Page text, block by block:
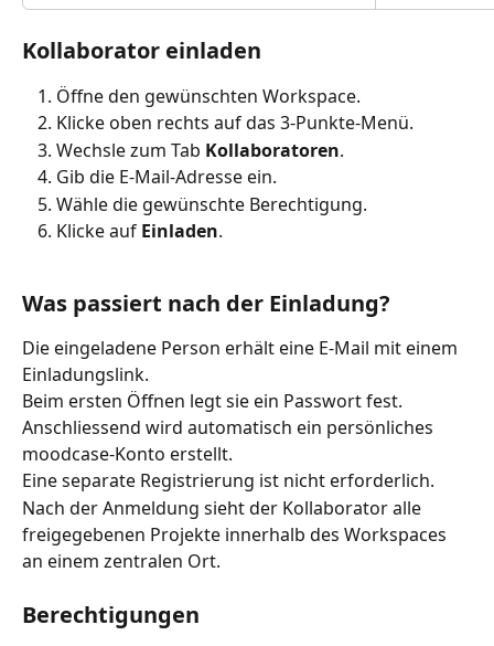
Kollaborator einladen
Öffne den gewünschten Workspace.
Klicke oben rechts auf das 3-Punkte-Menü.
Wechsle zum Tab Kollaboratoren.
Gib die E-Mail-Adresse ein.
Wähle die gewünschte Berechtigung.
Klicke auf Einladen.
Was passiert nach der Einladung?
Die eingeladene Person erhält eine E-Mail mit einem
Einladungslink.
Beim ersten Öffnen legt sie ein Passwort fest.
Anschliessend wird automatisch ein persönliches
moodcase-Konto erstellt.
Eine separate Registrierung ist nicht erforderlich.
Nach der Anmeldung sieht der Kollaborator alle
freigegebenen Projekte innerhalb des Workspaces
an einem zentralen Ort.
Berechtigungen